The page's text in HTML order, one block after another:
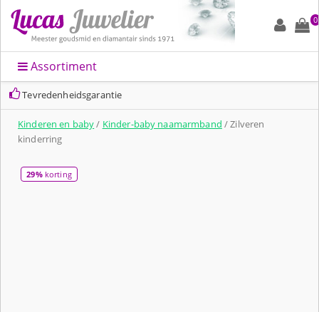
0
Assortiment
Tevredenheidsgarantie
Kinderen en baby/ Kinder-baby naamarmband / Zilveren
kinderring
29%korting